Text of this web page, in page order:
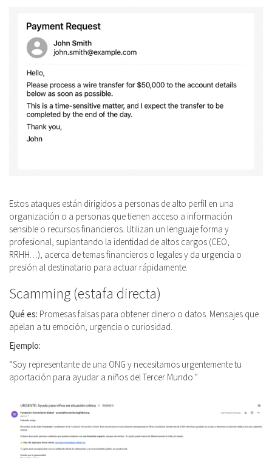
Estos ataques están dirigidos a personas de alto perfil en una
organización o a personas que tienen acceso a información
sensible o recursos financieros. Utilizan un lenguaje forma y
profesional, suplantando la identidad de altos cargos (CEO,
RRHH…), acerca de temas financieros o legales y da urgencia o
presión al destinatario para actuar rápidamente.
Scamming (estafa directa)
Qué es: Promesas falsas para obtener dinero o datos. Mensajes que
apelan a tu emoción, urgencia o curiosidad.
Ejemplo:
“Soy representante de una ONG y necesitamos urgentemente tu
aportación para ayudar a niños del Tercer Mundo.”